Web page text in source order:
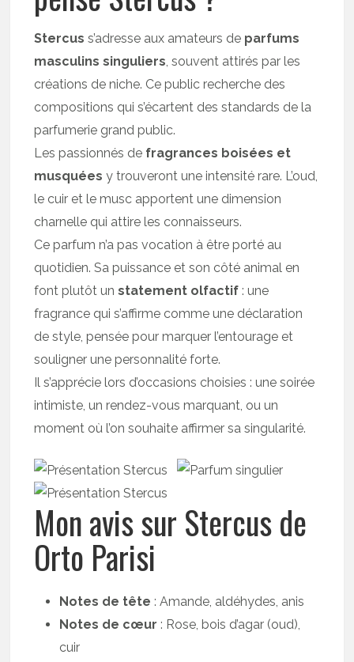
Stercus s’adresse aux amateurs de parfums
masculins singuliers, souvent attirés par les
créations de niche. Ce public recherche des
compositions qui s’écartent des standards de la
parfumerie grand public.
Les passionnés de fragrances boisées et
musquées y trouveront une intensité rare. L’oud,
le cuir et le musc apportent une dimension
charnelle qui attire les connaisseurs.
Ce parfum n’a pas vocation à être porté au
quotidien. Sa puissance et son côté animal en
font plutôt unstatement olfactif : une
fragrance qui s’affirme comme une déclaration
de style, pensée pour marquer l’entourage et
souligner une personnalité forte.
Il s’apprécie lors d’occasions choisies : une soirée
intimiste, un rendez-vous marquant, ou un
moment où l’on souhaite affirmer sa singularité.
Mon avis sur Stercus de
Orto Parisi
Notes de tête : Amande, aldéhydes, anis
Notes de cœur: Rose, bois d’agar (oud),
cuir